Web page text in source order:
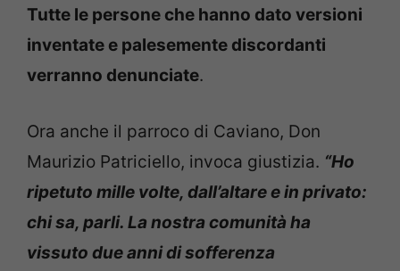
Tutte le persone che hanno dato versioni
inventate e palesemente discordanti
verranno denunciate.
Ora anche il parroco di Caviano, Don
Maurizio Patriciello, invoca giustizia. “Ho
ripetuto mille volte, dall’altare e in privato:
chi sa, parli. La nostra comunità ha
vissuto due anni di sofferenza